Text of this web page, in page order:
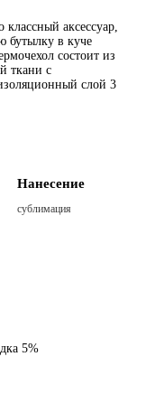
классный аксессуар,
бутылку в куче
состоит из
ткани с
слой 3
Нанесение
сублимация
5%